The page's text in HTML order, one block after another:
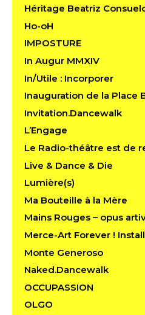
Héritage Beatriz
Ho-oH
IMPOSTURE
In Augur MMXIV
In/Utile : Incorporer
Inauguration de la Place
Invitation.Dancewalk
L’Engage
Le Radio-théâtre est de
Live & Dance & Die
Lumière(s)
Ma Bouteille à la Mère
Mains Rouges – opus
Merce-Art Forever !
Monte Generoso
Naked.Dancewalk
OCCUPASSION
OLGO